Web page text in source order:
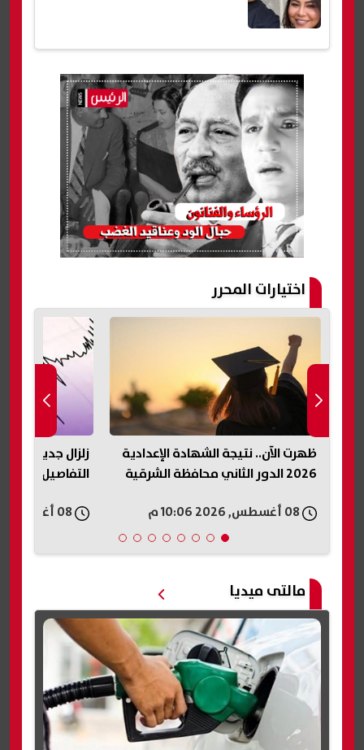
اختيارات المحرر
ظهرت الآن.. نتيجة الشهادة الإعدادية
2026 الدور الثاني محافظة الشرقية
زلزال جديد يضرب
التفاصيل
مالتى ميديا